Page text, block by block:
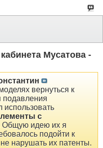
Мусатова -
вернуться к
использовать
с
Общую идею их я
подойти к
нарушать их патенты.